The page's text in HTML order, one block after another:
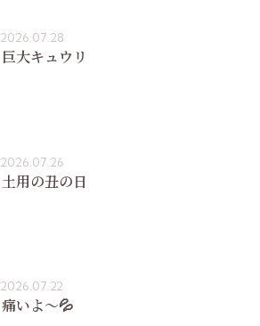
2026.07.28
巨大キュウリ
2026.07.26
土用の丑の日
2026.07.22
痛いよ〜💦